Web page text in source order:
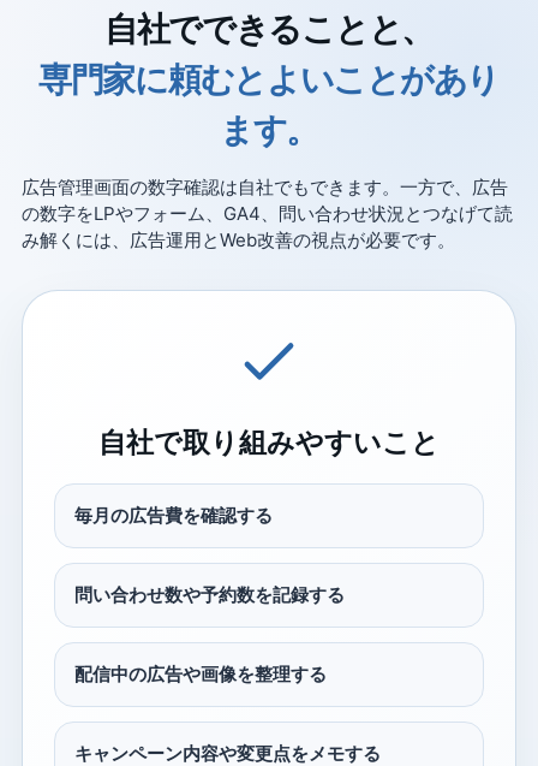
自社でできることと、
専門家に頼むとよいことがあり
ます。
広告管理画面の数字確認は自社でもできます。一方で、広告
の数字をLPやフォーム、GA4、問い合わせ状況とつなげて読
み解くには、広告運用とWeb改善の視点が必要です。
自社で取り組みやすいこと
毎月の広告費を確認する
問い合わせ数や予約数を記録する
配信中の広告や画像を整理する
キャンペーン内容や変更点をメモする